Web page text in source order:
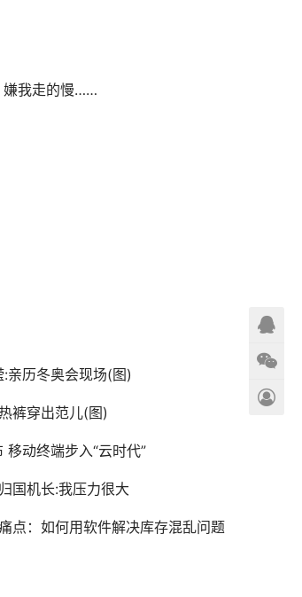
嫌我走的慢……
亲历冬奥会现场(图)
裤穿出范儿(图)
移动终端步入“云时代”
国机长:我压力很大
点：如何用软件解决库存混乱问题